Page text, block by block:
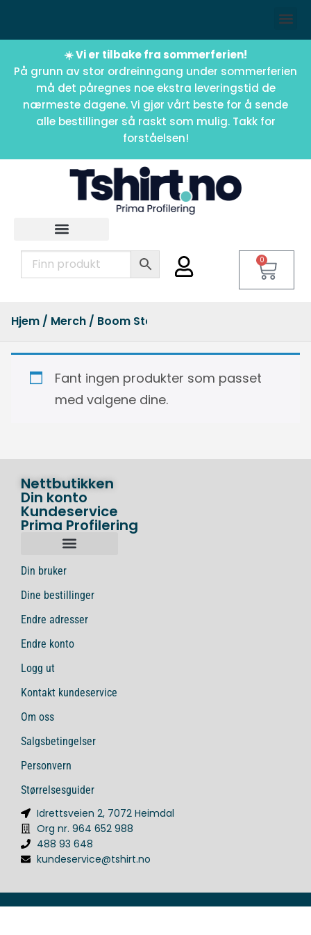
☀️ Vi er tilbake fra sommerferien!
På grunn av stor ordreinngang under sommerferien
må det påregnes noe ekstra leveringstid de
nærmeste dagene. Vi gjør vårt beste for å sende
alle bestillinger så raskt som mulig. Takk for
forståelsen!
0
Hjem / Merch / Boom Stars Esports
Fant ingen produkter som passet
med valgene dine.
Nettbutikken
Din konto
Kundeservice
Prima Profilering
Din bruker
Dine bestillinger
Endre adresser
Endre konto
Logg ut
Kontakt kundeservice
Om oss
Salgsbetingelser
Personvern
Størrelsesguider
Idrettsveien 2, 7072 Heimdal
Org nr. 964 652 988
488 93 648
kundeservice@tshirt.no